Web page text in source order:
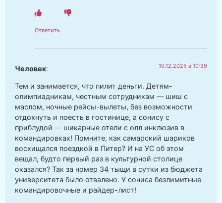
Ответить
Человек: 10.12.2025 в 10:39
Тем и занимается, что пилит деньги. Детям-
олимпиадникам, честным сотрудникам — шиш с
маслом, ночные рейсы-вылеты, без возможности
отдохнуть и поесть в гостинице, а сонису с
приблудой — шикарные отели с олл инклюзив в
командировках! Помните, как самарский шариков
восхищался поездкой в Питер? И на УС об этом
вещал, будто первый раз в культурной столице
оказался? Так за номер 34 тыщи в сутки из бюджета
университета было отвалено. У сониса безлимитные
командировочные и райдер-лист!